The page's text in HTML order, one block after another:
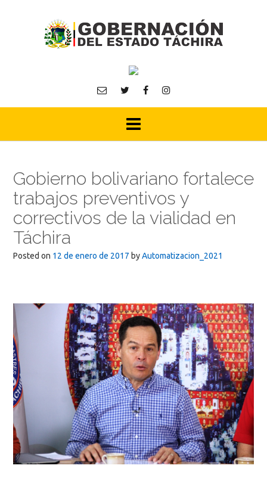
Gobierno bolivariano fortalece
trabajos preventivos y
correctivos de la vialidad en
Táchira
Posted on 12 de enero de 2017 byAutomatizacion_2021